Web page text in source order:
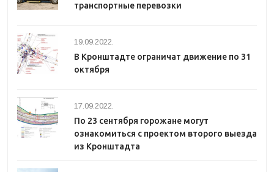
транспортные перевозки
19.09.2022.
В Кронштадте ограничат движение по 31
октября
17.09.2022.
По 23 сентября горожане могут
ознакомиться с проектом второго выезда
из Кронштадта